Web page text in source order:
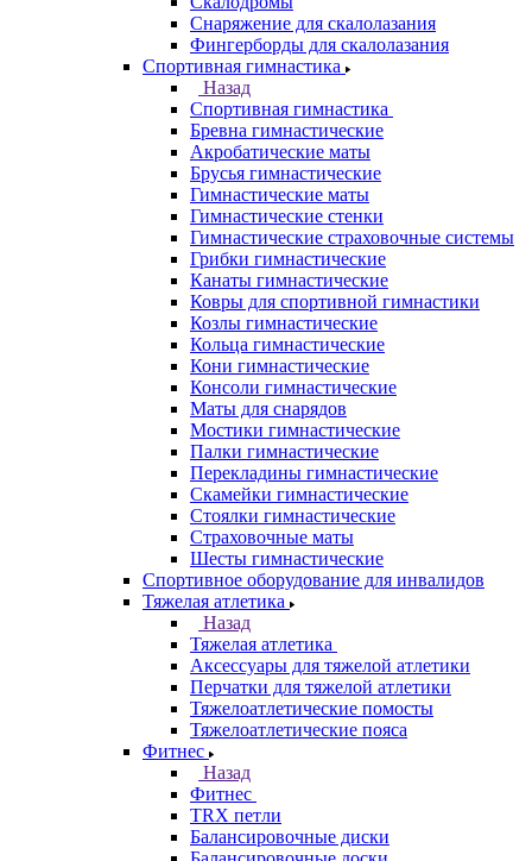
Снаряжение для скалолазания
Фингерборды для скалолазания
Спортивная гимнастика
Назад
Спортивная гимнастика
Бревна гимнастические
Акробатические маты
Брусья гимнастические
Гимнастические маты
Гимнастические стенки
Гимнастические страховочные системы
Грибки гимнастические
Канаты гимнастические
Ковры для спортивной гимнастики
Козлы гимнастические
Кольца гимнастические
Кони гимнастические
Консоли гимнастические
Маты для снарядов
Мостики гимнастические
Палки гимнастические
Перекладины гимнастические
Скамейки гимнастические
Стоялки гимнастические
Страховочные маты
Шесты гимнастические
Спортивное оборудование для инвалидов
Тяжелая атлетика
Назад
Тяжелая атлетика
Аксессуары для тяжелой атлетики
Перчатки для тяжелой атлетики
Тяжелоатлетические помосты
Тяжелоатлетические пояса
Фитнес
Назад
Фитнес
TRX петли
Балансировочные диски